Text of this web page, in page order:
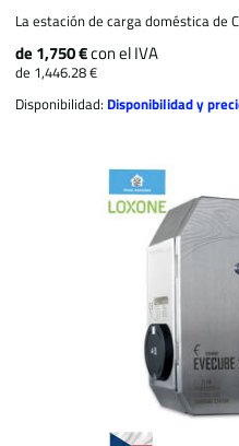
La estación de carga doméstica de
de 1,750 €con el IVA
de 1,446.28 €
Disponibilidad: Disponibilidad y